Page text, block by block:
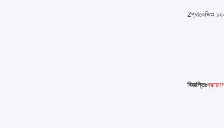
2প্যাকেজিংঃ
বিজ্ঞপ্তিঃ